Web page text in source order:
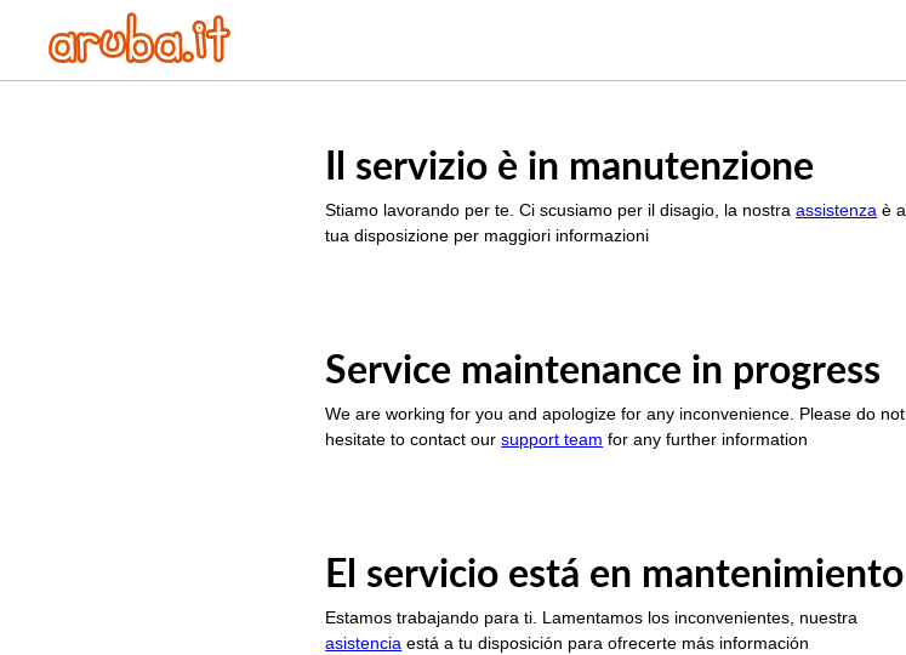
Il servizio è in manutenzione
Stiamo lavorando per te. Ci scusiamo per il disagio, la nostraassistenza è a
tua disposizione per maggiori informazioni
Service maintenance in progress
We are working for you and apologize for any inconvenience. Please do not
hesitate to contact oursupport team for any further information
El servicio está en mantenimiento
Estamos trabajando para ti. Lamentamos los inconvenientes, nuestra
asistencia está a tu disposición para ofrecerte más información